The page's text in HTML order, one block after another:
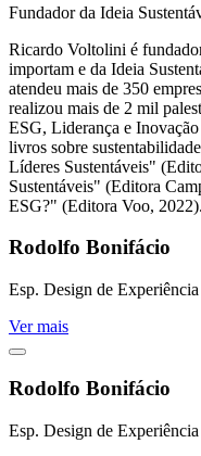
Fundador da Ideia
Ricardo Voltolini é
importam e da Ideia
atendeu mais de 350
realizou mais de 2 mil
ESG, Liderança e
livros sobre
Líderes Sustentáveis"
Sustentáveis" (Editora
ESG?" (Editora Voo, 2022).
Rodolfo Bonifácio
Esp. Design de
Ver mais
Rodolfo Bonifácio
Esp. Design de